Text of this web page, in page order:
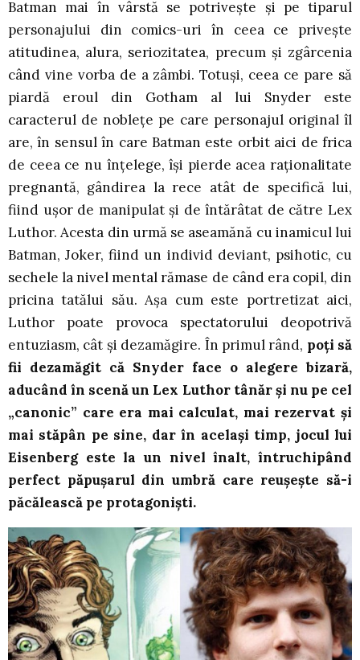
Batman mai în vârstă se potrivește și pe tiparul
personajului din comics-uri în ceea ce privește
atitudinea, alura, seriozitatea, precum și zgârcenia
când vine vorba de a zâmbi. Totuși, ceea ce pare să
piardă eroul din Gotham al lui Snyder este
caracterul de noblețe pe care personajul original îl
are, în sensul în care Batman este orbit aici de frica
de ceea ce nu înțelege, își pierde acea raționalitate
pregnantă, gândirea la rece atât de specifică lui,
fiind ușor de manipulat și de întărâtat de către Lex
Luthor. Acesta din urmă se aseamănă cu inamicul lui
Batman, Joker, fiind un individ deviant, psihotic, cu
sechele la nivel mental rămase de când era copil, din
pricina tatălui său. Așa cum este portretizat aici,
Luthor poate provoca spectatorului deopotrivă
entuziasm, cât și dezamăgire. În primul rând, poți să
fii dezamăgit că Snyder face o alegere bizară,
aducând în scenă un Lex Luthor tânăr și nu pe cel
„canonic” care era mai calculat, mai rezervat și
mai stăpân pe sine, dar în același timp, jocul lui
Eisenberg este la un nivel înalt, întruchipând
perfect păpușarul din umbră care reușește să-i
păcălească pe protagoniști.